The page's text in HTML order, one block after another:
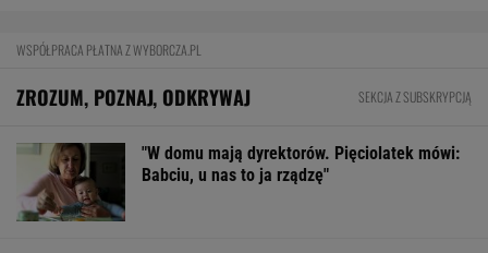
WSPÓŁPRACA PŁATNA Z WYBORCZA.PL
ZROZUM, POZNAJ, ODKRYWAJ SEKCJA Z SUBSKRYPCJĄ
"W domu mają dyrektorów. Pięciolatek mówi:
Babciu, u nas to ja rządzę"